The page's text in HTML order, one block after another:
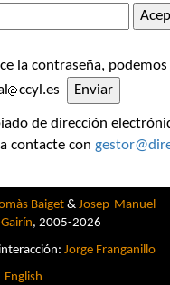
la contraseña,
ccyl.es
de dirección
contacte con
Baiget & Josep-Manuel
, 2005-2026
Jorge Franganillo
English